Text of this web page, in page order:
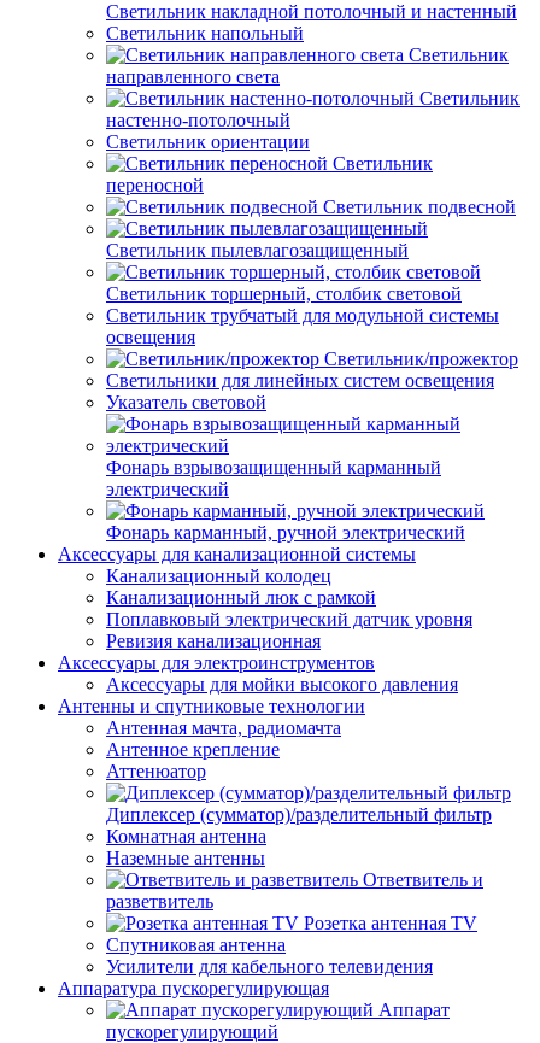
Светильник накладной потолочный и настенный
Светильник напольный
Светильник
направленного света
Светильник
настенно-потолочный
Светильник ориентации
Светильник
переносной
Светильник подвесной
Светильник пылевлагозащищенный
Светильник торшерный, столбик световой
Светильник трубчатый для модульной системы
освещения
Светильник/прожектор
Светильники для линейных систем освещения
Указатель световой
Фонарь взрывозащищенный карманный
электрический
Фонарь карманный, ручной электрический
Аксессуары для канализационной системы
Канализационный колодец
Канализационный люк с рамкой
Поплавковый электрический датчик уровня
Ревизия канализационная
Аксессуары для электроинструментов
Аксессуары для мойки высокого давления
Антенны и спутниковые технологии
Антенная мачта, радиомачта
Антенное крепление
Аттенюатор
Диплексер (сумматор)/разделительный фильтр
Комнатная антенна
Наземные антенны
Ответвитель и
разветвитель
Розетка антенная TV
Спутниковая антенна
Усилители для кабельного телевидения
Аппаратура пускорегулирующая
Аппарат
пускорегулирующий